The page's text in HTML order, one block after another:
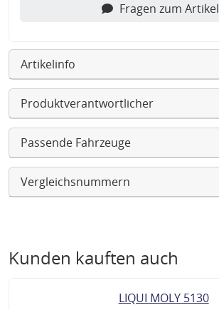
Fragen zum Artikel
Artikelinfo
Produktverantwortlicher
Passende Fahrzeuge
Vergleichsnummern
Kunden kauften auch
LIQUI MOLY 5130